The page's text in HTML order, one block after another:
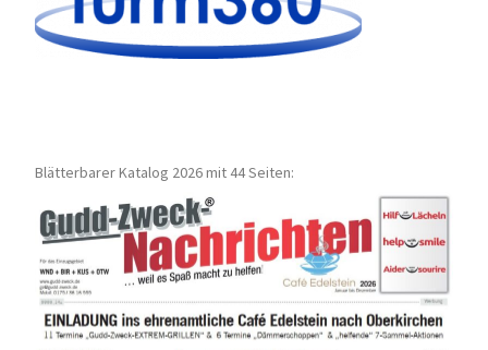
Blätterbarer Katalog 2026 mit 44 Seiten: